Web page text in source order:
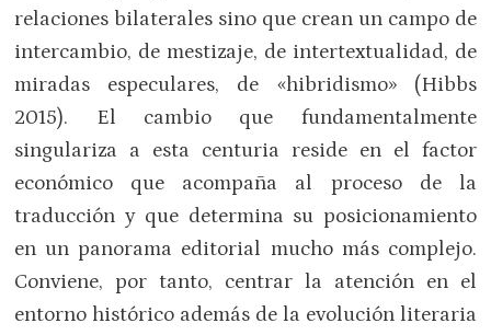
relaciones bilaterales sino que crean un campo de
intercambio, de mestizaje, de intertextualidad, de
miradas especulares, de «hibridismo» (Hibbs
2015). El cambio que fundamentalmente
singulariza a esta centuria reside en el factor
económico que acompaña al proceso de la
traducción y que determina su posicionamiento
en un panorama editorial mucho más complejo.
Conviene, por tanto, centrar la atención en el
entorno histórico además de la evolución literaria